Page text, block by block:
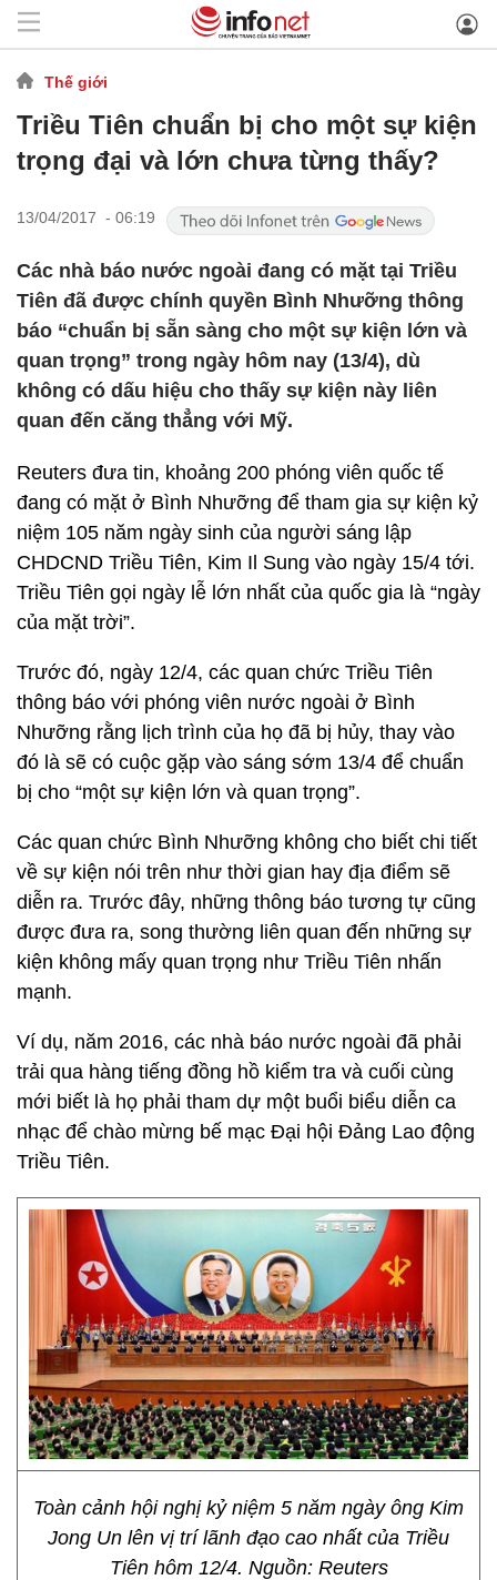
Thế giới
Triều Tiên chuẩn bị cho một sự kiện
trọng đại và lớn chưa từng thấy?
13/04/2017 - 06:19
Các nhà báo nước ngoài đang có mặt tại Triều
Tiên đã được chính quyền Bình Nhưỡng thông
báo “chuẩn bị sẵn sàng cho một sự kiện lớn và
quan trọng” trong ngày hôm nay (13/4), dù
không có dấu hiệu cho thấy sự kiện này liên
quan đến căng thẳng với Mỹ.
Reuters đưa tin, khoảng 200 phóng viên quốc tế
đang có mặt ở Bình Nhưỡng để tham gia sự kiện kỷ
niệm 105 năm ngày sinh của người sáng lập
CHDCND Triều Tiên, Kim Il Sung vào ngày 15/4 tới.
Triều Tiên gọi ngày lễ lớn nhất của quốc gia là “ngày
của mặt trời”.
Trước đó, ngày 12/4, các quan chức Triều Tiên
thông báo với phóng viên nước ngoài ở Bình
Nhưỡng rằng lịch trình của họ đã bị hủy, thay vào
đó là sẽ có cuộc gặp vào sáng sớm 13/4 để chuẩn
bị cho “một sự kiện lớn và quan trọng”.
Các quan chức Bình Nhưỡng không cho biết chi tiết
về sự kiện nói trên như thời gian hay địa điểm sẽ
diễn ra. Trước đây, những thông báo tương tự cũng
được đưa ra, song thường liên quan đến những sự
kiện không mấy quan trọng như Triều Tiên nhấn
mạnh.
Ví dụ, năm 2016, các nhà báo nước ngoài đã phải
trải qua hàng tiếng đồng hồ kiểm tra và cuối cùng
mới biết là họ phải tham dự một buổi biểu diễn ca
nhạc để chào mừng bế mạc Đại hội Đảng Lao động
Triều Tiên.
Toàn cảnh hội nghị kỷ niệm 5 năm ngày ông Kim
Jong Un lên vị trí lãnh đạo cao nhất của Triều
Tiên hôm 12/4. Nguồn: Reuters